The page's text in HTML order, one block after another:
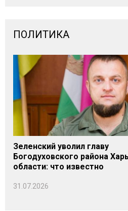
ПОЛИТИКА
Зеленский уволил главу
Богодуховского района
области: что известно
31.07.2026